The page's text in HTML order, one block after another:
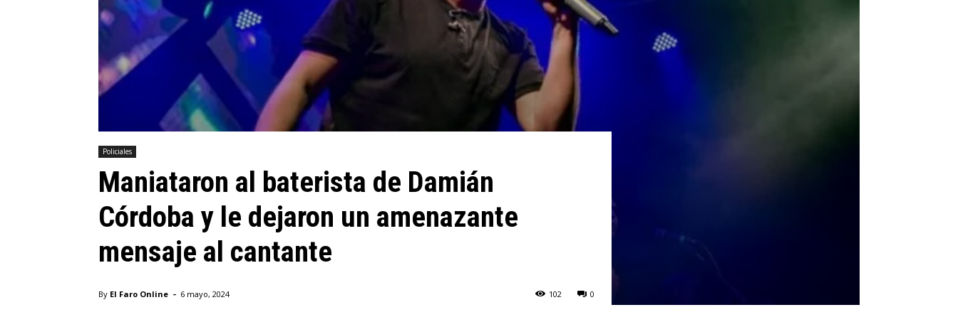
Policiales
Maniataron al baterista de Damián
Córdoba y le dejaron un amenazante
mensaje al cantante
By El Faro Online - 6 mayo, 2024 0
102